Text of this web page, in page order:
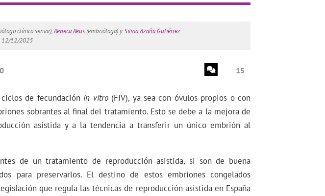
clínico senior),Rebeca Reus(embrióloga) ySilvia Azaña Gutiérrez
12/12/2025
15
de fecundación in vitro(FIV), ya sea con óvulos propios o con
sobrantes al final del tratamiento. Esto se debe a la mejora de
asistida y a la tendencia a transferir un único embrión al
de un tratamiento de reproducción asistida, si son de buena
para preservarlos. El destino de estos embriones congelados
que regula las técnicas de reproducción asistida en España